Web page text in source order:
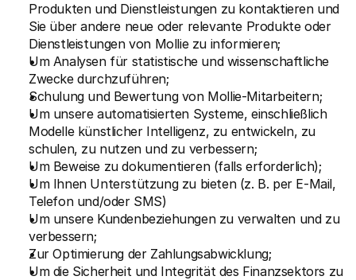
Produkten und Dienstleistungen zu kontaktieren und
Sie über andere neue oder relevante Produkte oder
Dienstleistungen von Mollie zu informieren;
Um Analysen für statistische und wissenschaftliche
Zwecke durchzuführen;
Schulung und Bewertung von Mollie-Mitarbeitern;
Um unsere automatisierten Systeme, einschließlich
Modelle künstlicher Intelligenz, zu entwickeln, zu
schulen, zu nutzen und zu verbessern;
Um Beweise zu dokumentieren (falls erforderlich);
Um Ihnen Unterstützung zu bieten (z. B. per E-Mail,
Telefon und/oder SMS)
Um unsere Kundenbeziehungen zu verwalten und zu
verbessern;
Zur Optimierung der Zahlungsabwicklung;
Um die Sicherheit und Integrität des Finanzsektors zu